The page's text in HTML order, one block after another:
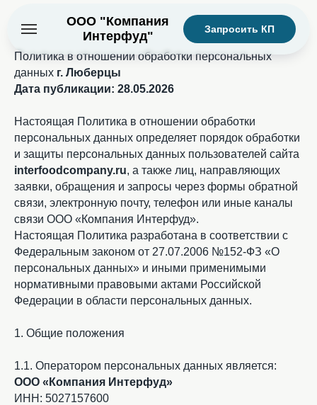
ООО "Компания
Интерфуд"
Запросить КП
Политика в отношении обработки персональных
данных г. Люберцы
Дата публикации: 28.05.2026
Настоящая Политика в отношении обработки
персональных данных определяет порядок обработки
и защиты персональных данных пользователей сайта
interfoodcompany.ru, а также лиц, направляющих
заявки, обращения и запросы через формы обратной
связи, электронную почту, телефон или иные каналы
связи ООО «Компания Интерфуд».
Настоящая Политика разработана в соответствии с
Федеральным законом от 27.07.2006 №152-ФЗ «О
персональных данных» и иными применимыми
нормативными правовыми актами Российской
Федерации в области персональных данных.
1. Общие положения
1.1. Оператором персональных данных является:
ООО «Компания Интерфуд»
ИНН: 5027157600